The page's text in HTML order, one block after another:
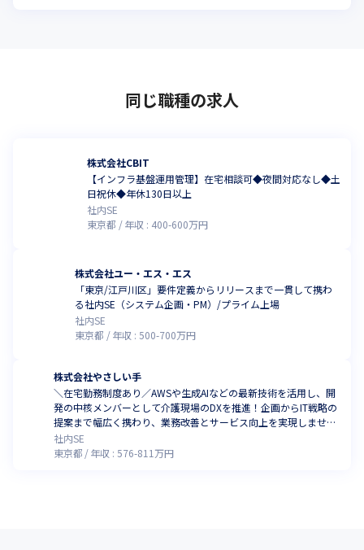
同じ職種の求人
株式会社CBIT
【インフラ基盤運用管理】在宅相談可◆夜間対応なし◆土
日祝休◆年休130日以上
社内SE
東京都
年収 : 400-600万円
株式会社ユー・エス・エス
「東京/江戸川区」要件定義からリリースまで一貫して携わ
る社内SE（システム企画・PM）/プライム上場
社内SE
東京都
年収 :500-700万円
株式会社やさしい手
＼在宅勤務制度あり／AWSや生成AIなどの最新技術を活用し、開
発の中核メンバーとして介護現場のDXを推進！企画からIT戦略の
提案まで幅広く携わり、業務改善とサービス向上を実現しません
か
社内SE
東京都
年収 :576-811 万円